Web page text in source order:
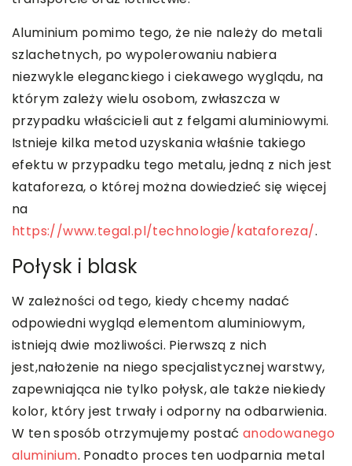
Aluminium pomimo tego, że nie należy do metali
szlachetnych, po wypolerowaniu nabiera
niezwykle eleganckiego i ciekawego wyglądu, na
którym zależy wielu osobom, zwłaszcza w
przypadku właścicieli aut z felgami aluminiowymi.
Istnieje kilka metod uzyskania właśnie takiego
efektu w przypadku tego metalu, jedną z nich jest
kataforeza, o której można dowiedzieć się więcej
na
https://www.tegal.pl/technologie/kataforeza/.
Połysk i blask
W zależności od tego, kiedy chcemy nadać
odpowiedni wygląd elementom aluminiowym,
istnieją dwie możliwości. Pierwszą z nich
jest,nałożenie na niego specjalistycznej warstwy,
zapewniająca nie tylko połysk, ale także niekiedy
kolor, który jest trwały i odporny na odbarwienia.
W ten sposób otrzymujemy postać anodowanego
aluminium. Ponadto proces ten uodparnia metal